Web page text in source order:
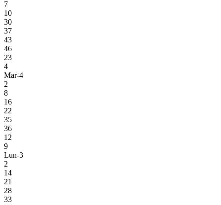
7
10
30
37
43
46
23
4
Mar-4
2
8
16
22
35
36
12
9
Lun-3
2
14
21
28
33